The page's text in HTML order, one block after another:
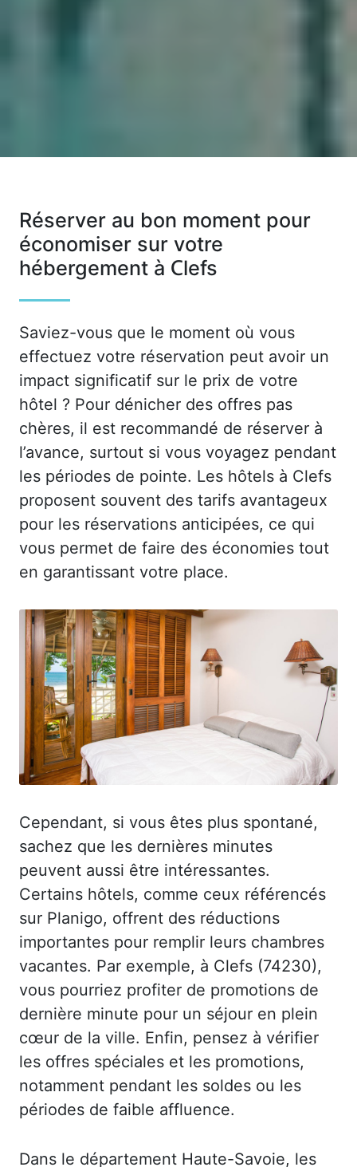
Réserver au bon moment pour
économiser sur votre
hébergement à Clefs
Saviez-vous que le moment où vous
effectuez votre réservation peut avoir un
impact significatif sur le prix de votre
hôtel ? Pour dénicher des offres pas
chères, il est recommandé de réserver à
l’avance, surtout si vous voyagez pendant
les périodes de pointe. Les hôtels à Clefs
proposent souvent des tarifs avantageux
pour les réservations anticipées, ce qui
vous permet de faire des économies tout
en garantissant votre place.
Cependant, si vous êtes plus spontané,
sachez que les dernières minutes
peuvent aussi être intéressantes.
Certains hôtels, comme ceux référencés
sur Planigo, offrent des réductions
importantes pour remplir leurs chambres
vacantes. Par exemple, à Clefs (74230),
vous pourriez profiter de promotions de
dernière minute pour un séjour en plein
cœur de la ville. Enfin, pensez à vérifier
les offres spéciales et les promotions,
notamment pendant les soldes ou les
périodes de faible affluence.
Dans le département Haute-Savoie, les